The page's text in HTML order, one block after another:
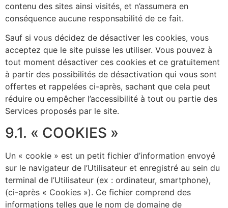
contenu des sites ainsi visités, et n’assumera en
conséquence aucune responsabilité de ce fait.
Sauf si vous décidez de désactiver les cookies, vous
acceptez que le site puisse les utiliser. Vous pouvez à
tout moment désactiver ces cookies et ce gratuitement
à partir des possibilités de désactivation qui vous sont
offertes et rappelées ci-après, sachant que cela peut
réduire ou empêcher l’accessibilité à tout ou partie des
Services proposés par le site.
9.1. « COOKIES »
Un « cookie » est un petit fichier d’information envoyé
sur le navigateur de l’Utilisateur et enregistré au sein du
terminal de l’Utilisateur (ex : ordinateur, smartphone),
(ci-après « Cookies »). Ce fichier comprend des
informations telles que le nom de domaine de